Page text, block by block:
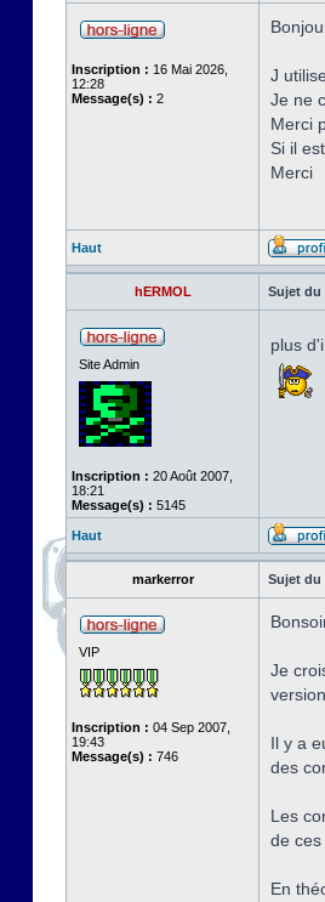
Inscription : 16 Mai 2026,
12:28
Message(s) : 2
J
Je ne
Merci
Si il
Merci
Haut
hERMOL Sujet du
Site Admin
Inscription : 20 Août 2007,
18:21
Message(s) : 5145
plus
Haut
markerror Sujet du
VIP
Inscription : 04 Sep 2007,
19:43
Message(s) : 746
Je
Il y a
des
Les
de ces
En